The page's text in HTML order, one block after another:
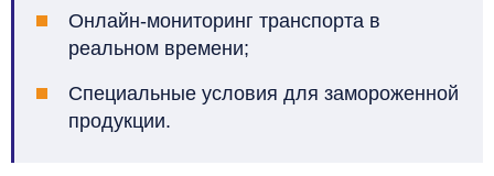
Онлайн-мониторинг транспорта в
реальном времени;
Специальные условия для замороженной
продукции.